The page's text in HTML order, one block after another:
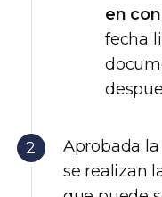
en
fecha
Aprobada
se realizan